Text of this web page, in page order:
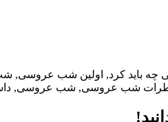
باید کرد, اولین شب
شب عروسی, شب عروسی,